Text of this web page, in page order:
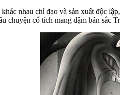
nhau chỉ đạo và sản xuất độc
chuyện cổ tích mang đậm bản sắc